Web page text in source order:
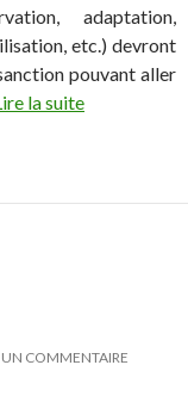
adaptation,
etc.) devront
pouvant aller
la suite
UN COMMENTAIRE